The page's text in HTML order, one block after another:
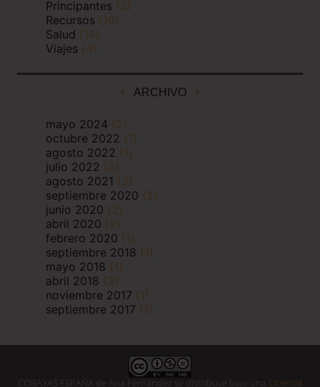
Principantes (3)
Recursos (10)
Salud (14)
Viajes (4)
ARCHIVO
mayo 2024 (2)
octubre 2022 (1)
agosto 2022 (1)
julio 2022 (2)
agosto 2021 (3)
septiembre 2020 (2)
junio 2020 (2)
abril 2020 (2)
febrero 2020 (1)
septiembre 2018 (1)
mayo 2018 (1)
abril 2018 (3)
noviembre 2017 (1)
septiembre 2017 (1)
COBAYAS ESPAÑA de Ana Fernández se distribuye bajo una Licencia